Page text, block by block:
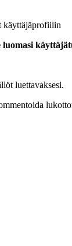
käyttäjäprofiilin
luettavaksesi.